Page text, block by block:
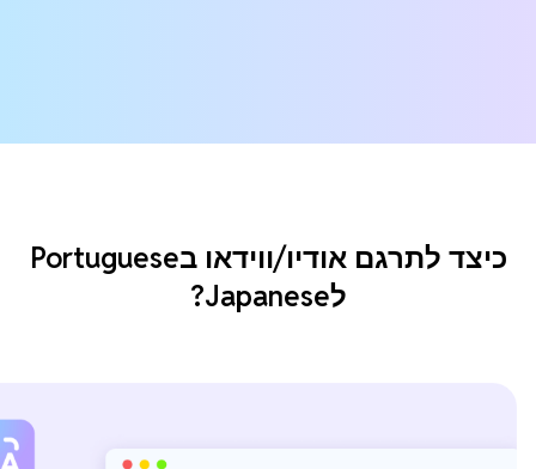
כיצד לתרגם אודיו/ווידאו בPortuguese
לJapanese?